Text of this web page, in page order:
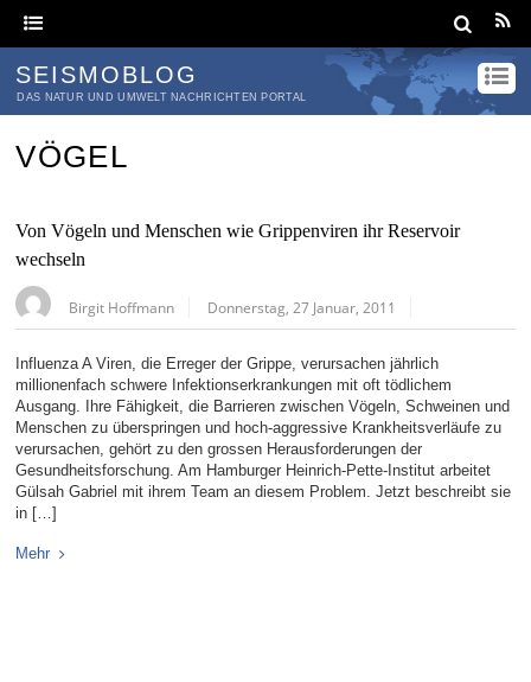
SEISMOBLOG
DAS NATUR UND UMWELT NACHRICHTEN PORTAL
VÖGEL
Von Vögeln und Menschen wie Grippenviren ihr Reservoir
wechseln
Birgit Hoffmann Donnerstag, 27 Januar, 2011
Influenza A Viren, die Erreger der Grippe, verursachen jährlich
millionenfach schwere Infektionserkrankungen mit oft tödlichem
Ausgang. Ihre Fähigkeit, die Barrieren zwischen Vögeln, Schweinen und
Menschen zu überspringen und hoch-aggressive Krankheitsverläufe zu
verursachen, gehört zu den grossen Herausforderungen der
Gesundheitsforschung. Am Hamburger Heinrich-Pette-Institut arbeitet
Gülsah Gabriel mit ihrem Team an diesem Problem. Jetzt beschreibt sie
in […]
Mehr